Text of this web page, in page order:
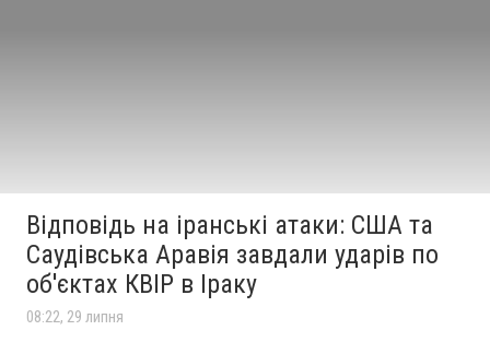
Відповідь на іранські атаки: США та
Саудівська Аравія завдали ударів по
об'єктах КВІР в Іраку
08:22, 29 липня